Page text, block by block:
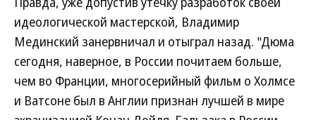
идеологической мастерской, Владимир
Мединский занервничал и отыграл назад. "Дюма
сегодня, наверное, в России почитаем больше,
чем во Франции, многосерийный фильм о Холмсе
и Ватсоне был в Англии признан лучшей в мире